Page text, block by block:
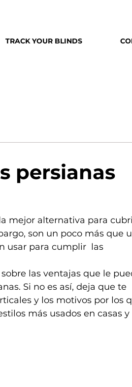
TRACK YOUR BLINDS
persianas
mejor alternativa para
son un poco más que
usar para cumplir  las
las ventajas que le
Si no es así, deja que te
y los motivos por los
más usados en casas y